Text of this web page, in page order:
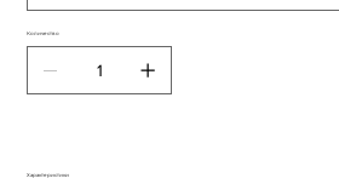
Количество
Характеристики